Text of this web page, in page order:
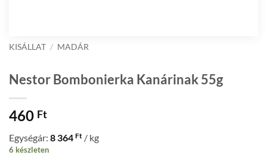
KISÁLLAT / MADÁR
Nestor Bombonierka Kanárinak 55g
460 Ft
Egységár: 8 364 Ft / kg
6 készleten